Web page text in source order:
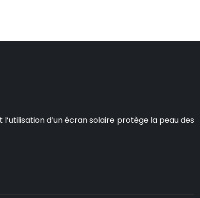
d’un écran solaire protège la peau des